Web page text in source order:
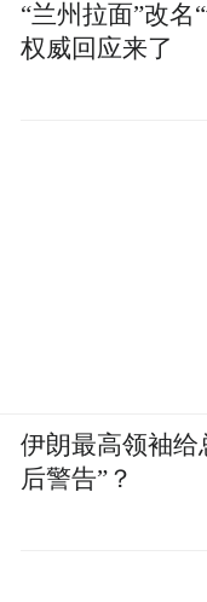
“兰州拉面”改名
权威回应来了
伊朗最高领袖给
后警告”？